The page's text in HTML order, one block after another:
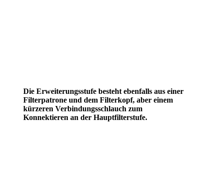
Die Erweiterungsstufe besteht ebenfalls aus einer
Filterpatrone und dem Filterkopf, aber einem
kürzeren Verbindungsschlauch zum
Konnektieren an der Hauptfilterstufe.